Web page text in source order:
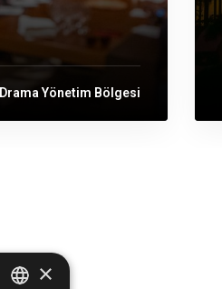
Drama Yönetim Bölgesi
×